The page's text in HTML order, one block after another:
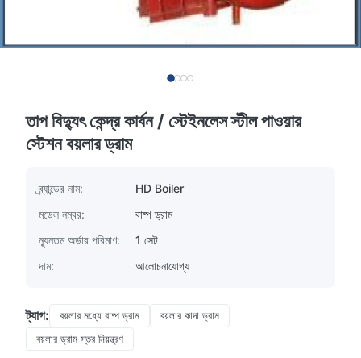
তাপ বিদ্যুৎ কেন্দ্র কার্বন / স্টেইনলেস স্টীল পাওয়ার
স্টেশন বয়লার ড্রাম
ব্র্যান্ডের নাম:
HD Boiler
মডেল নম্বর:
বাষ্প ড্রাম
ন্যূনতম অর্ডার পরিমাণ:
1 সেট
দাম:
আলোচনাযোগ্য
ট্যাগ: বয়লার মধ্যে বাষ্প ড্রাম
বয়লার কাদা ড্রাম
বয়লার ড্রাম স্তর নিয়ন্ত্রণ